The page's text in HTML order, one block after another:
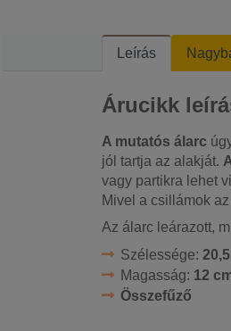
Leírás
Árucikk
A mutatós álarc
jól tartja az alakját.
vagy partikra lehet
Mivel a csillámok
Az álarc leárazott,
Szélessége:
Magasság: 12
Összefűző